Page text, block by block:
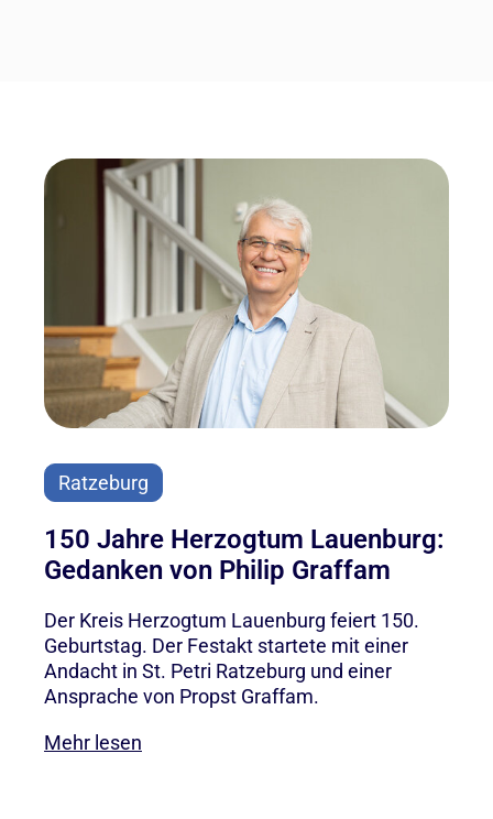
Ratzeburg
150 Jahre Herzogtum Lauenburg:
Gedanken von Philip Graffam
Der Kreis Herzogtum Lauenburg feiert 150.
Geburtstag. Der Festakt startete mit einer
Andacht in St. Petri Ratzeburg und einer
Ansprache von Propst Graffam.
Mehr lesen